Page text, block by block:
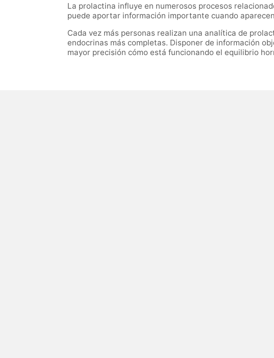
La prolactina influye en numerosos procesos
puede aportar información importante cuando
Cada vez más personas realizan una analítica de
endocrinas más completas. Disponer de información
mayor precisión cómo está funcionando el equilibrio